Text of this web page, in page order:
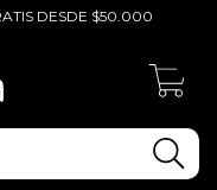
DESDE $50.000